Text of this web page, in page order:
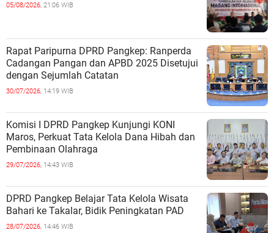
05/08/2026, 21:06 WIB
Rapat Paripurna DPRD Pangkep: Ranperda
Cadangan Pangan dan APBD 2025 Disetujui
dengan Sejumlah Catatan
30/07/2026, 14:19 WIB
Komisi I DPRD Pangkep Kunjungi KONI
Maros, Perkuat Tata Kelola Dana Hibah dan
Pembinaan Olahraga
29/07/2026, 14:43 WIB
DPRD Pangkep Belajar Tata Kelola Wisata
Bahari ke Takalar, Bidik Peningkatan PAD
28/07/2026, 14:46 WIB